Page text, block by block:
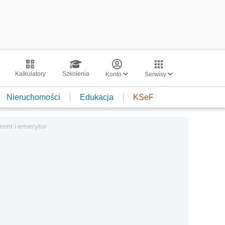
Kalkulatory Szkolenia Konto Serwisy
Nieruchomości Edukacja KSeF
i emerytur